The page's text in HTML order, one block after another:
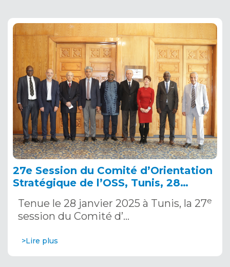
27e Session du Comité d’Orientation
Stratégique de l’OSS, Tunis, 28
Tenue le 28 janvier 2025 à Tunis, la 27e
session du Comité d’…
>Lire plus